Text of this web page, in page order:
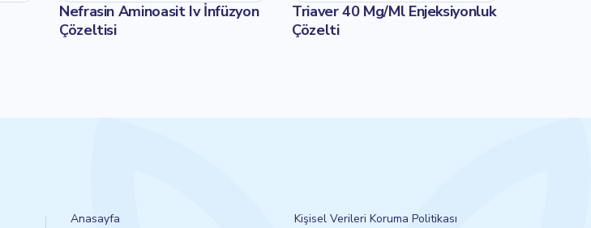
Nefrasin Aminoasit Iv İnfüzyon
Çözeltisi
Triaver 40 Mg/Ml Enjeksiyonluk
Çözelti
Anasayfa Kişisel Verileri Koruma Politikası